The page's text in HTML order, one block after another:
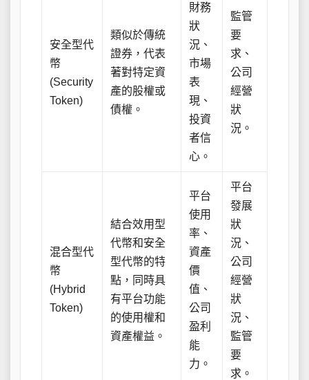
安全型代
幣
(Security
Token)
類似於傳統
證券，代表
著對特定資
產的股權或
債權。
財務
狀
況、
市場
表
現、
投資
者信
心。
監管
要
求、
公司
經營
狀
況。
混合型代
幣
(Hybrid
Token)
結合效用型
代幣和安全
型代幣的特
點，同時具
有平台功能
的使用權和
資產權益。
平台
使用
率、
資產
價
值、
公司
盈利
能
力。
平台
發展
狀
況、
公司
經營
狀
況、
監管
要
求。